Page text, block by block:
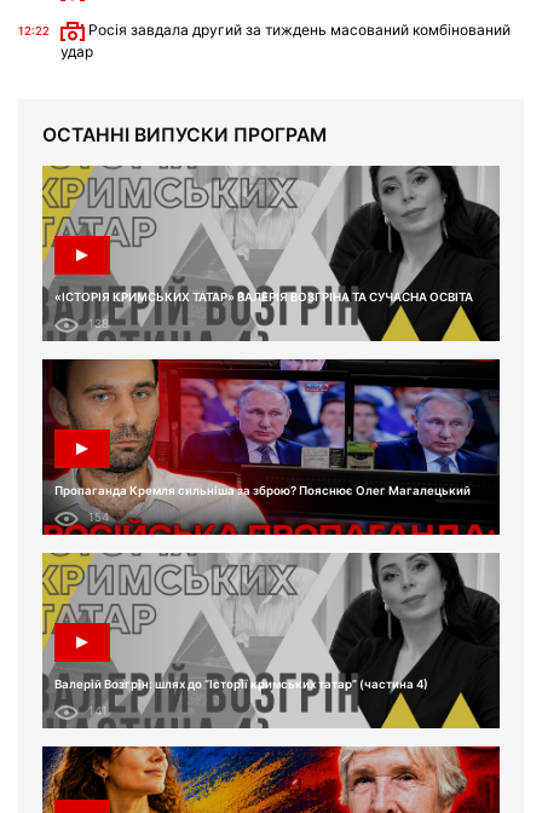
12:22
Росія завдала другий за тиждень масований комбінований
удар
ОСТАННІ ВИПУСКИ ПРОГРАМ
«ІСТОРІЯ КРИМСЬКИХ ТАТАР» ВАЛЕРІЯ ВОЗГРІНА ТА СУЧАСНА ОСВІТА
138
Пропаганда Кремля сильніша за зброю? Пояснює Олег Магалецький
154
Валерій Возгрін: шлях до “Історії кримських татар” (частина 4)
141